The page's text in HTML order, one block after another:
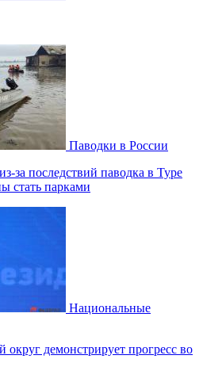
Паводки в России
за последствий паводка в Туре
стать парками
Национальные
демонстрирует прогресс во